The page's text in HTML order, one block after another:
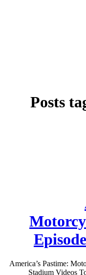
Posts
America’s Pastime:
Stadium Videos